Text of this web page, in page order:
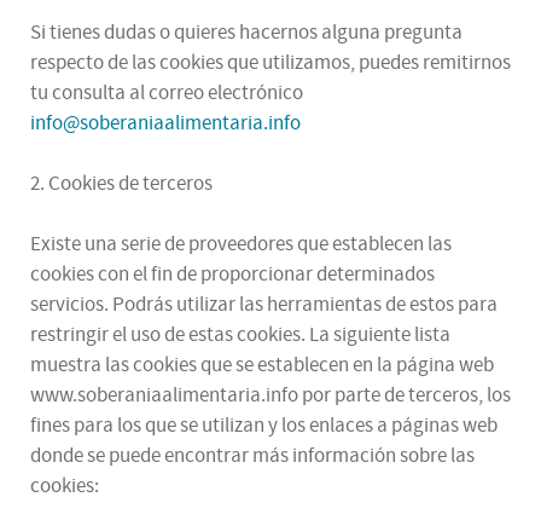
Si tienes dudas o quieres hacernos alguna pregunta
respecto de las cookies que utilizamos, puedes remitirnos
tu consulta al correo electrónico
info@soberaniaalimentaria.info
2. Cookies de terceros
Existe una serie de proveedores que establecen las
cookies con el fin de proporcionar determinados
servicios. Podrás utilizar las herramientas de estos para
restringir el uso de estas cookies. La siguiente lista
muestra las cookies que se establecen en la página web
www.soberaniaalimentaria.info por parte de terceros, los
fines para los que se utilizan y los enlaces a páginas web
donde se puede encontrar más información sobre las
cookies: